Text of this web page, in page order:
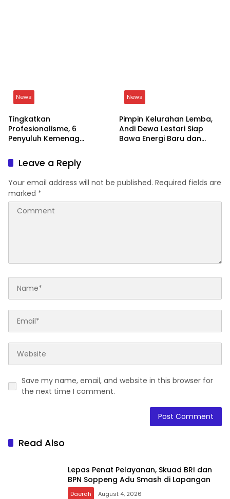
News
Tingkatkan
Profesionalisme, 6
Penyuluh Kemenag
Kenaikan Jabatan
News
Pimpin Kelurahan Lemba,
Andi Dewa Lestari Siap
Bawa Energi Baru dan
Leave a Reply
Your email address will not be published. Required fields are
marked *
Save my name, email, and website in this browser for
the next time I comment.
Read Also
Lepas Penat Pelayanan, Skuad BRI dan
BPN Soppeng Adu Smash di Lapangan
Daerah August 4, 2026